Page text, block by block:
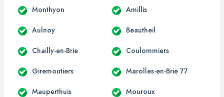
Monthyon Amillis
Aulnoy Beautheil
Chailly-en-Brie Coulommiers
Giremoutiers Marolles-en-Brie 77
Mauperthuis Mouroux